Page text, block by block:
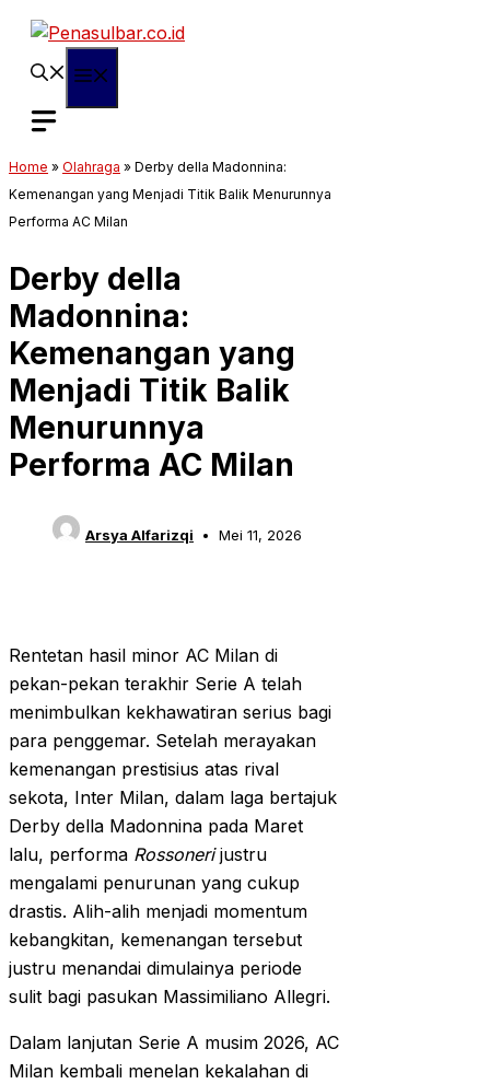
Langsung
Home » Olahraga » Derby della Madonnina:
Kemenangan yang Menjadi Titik Balik Menurunnya
Performa AC Milan
Derby della
Madonnina:
Kemenangan yang
Menjadi Titik Balik
Menurunnya
Performa AC Milan
Arsya Alfarizqi Mei 11, 2026
Rentetan hasil minor AC Milan di
pekan-pekan terakhir Serie A telah
menimbulkan kekhawatiran serius bagi
para penggemar. Setelah merayakan
kemenangan prestisius atas rival
sekota, Inter Milan, dalam laga bertajuk
Derby della Madonnina pada Maret
lalu, performa Rossonerijustru
mengalami penurunan yang cukup
drastis. Alih-alih menjadi momentum
kebangkitan, kemenangan tersebut
justru menandai dimulainya periode
sulit bagi pasukan Massimiliano Allegri.
Dalam lanjutan Serie A musim 2026, AC
Milan kembali menelan kekalahan di